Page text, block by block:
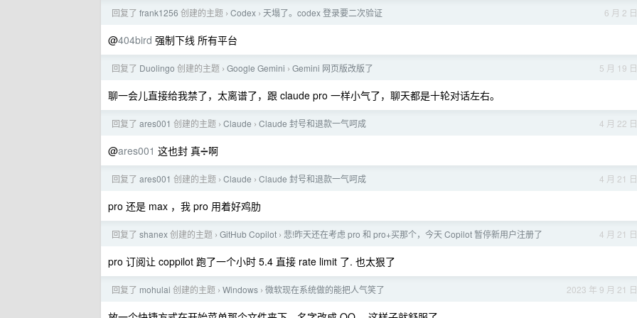
6 月 2 日
回复了 frank1256 创建的主题 › Codex › 天塌了。codex 登录要二次验证
@404bird 强制下线 所有平台
5 月 19 日
回复了 Duolingo 创建的主题 › Google Gemini › Gemini 网页版改版了
聊一会儿直接给我禁了，太离谱了，跟 claude pro 一样小气了，聊天都是十轮对话左右。
4 月 22 日
回复了 ares001 创建的主题 › Claude › Claude 封号和退款一气呵成
@ares001 这也封 真➗啊
4 月 21 日
回复了 ares001 创建的主题 › Claude › Claude 封号和退款一气呵成
pro 还是 max ，我 pro 用着好鸡肋
4 月 21 日
回复了 shanex创建的主题 › GitHub Copilot › 悲!昨天还在考虑 pro 和 pro+买那个，今天 Copilot 暂停新用户注册了
pro 订阅让 coppilot 跑了一个小时 5.4 直接 rate limit 了. 也太狠了
2023 年 9 月 21 日
回复了 mohulai 创建的主题 › Windows › 微软现在系统做的能把人气笑了